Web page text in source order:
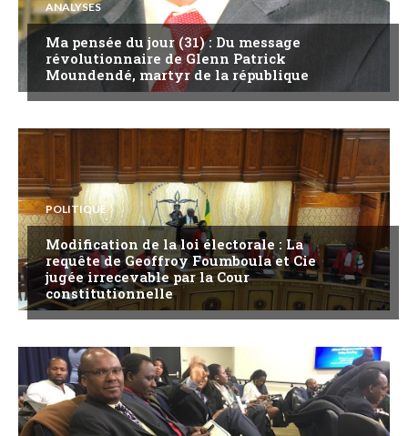
ANALYSES
Ma pensée du jour (31) : Du message
révolutionnaire de Glenn Patrick
Moundendé, martyr de la république
POLITIQUE
Modification de la loi électorale : La
requête de Geoffroy Foumboula et Cie
jugée irrecevable par la Cour
constitutionnelle